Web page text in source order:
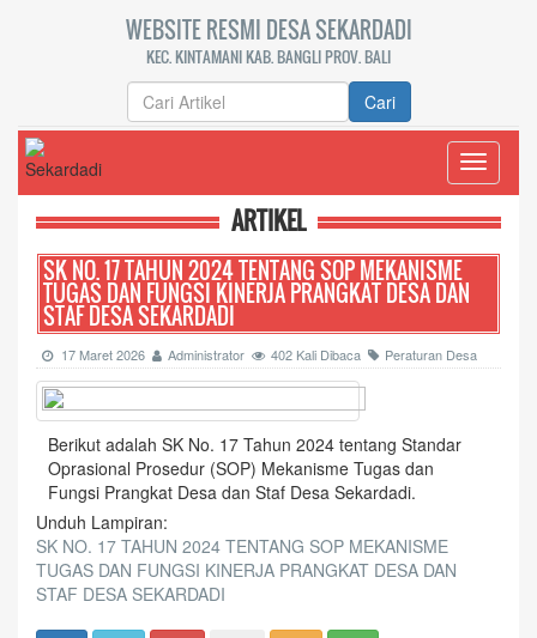
WEBSITE RESMI DESA SEKARDADI
KEC. KINTAMANI KAB. BANGLI PROV. BALI
Cari
Toggle
ARTIKEL
SK NO. 17 TAHUN 2024 TENTANG SOP MEKANISME
TUGAS DAN FUNGSI KINERJA PRANGKAT DESA DAN
STAF DESA SEKARDADI
17 Maret 2026 Administrator 402 Kali Dibaca Peraturan Desa
Berikut adalah SK No. 17 Tahun 2024 tentang Standar
Oprasional Prosedur (SOP) Mekanisme Tugas dan
Fungsi Prangkat Desa dan Staf Desa Sekardadi.
Unduh Lampiran:
SK NO. 17 TAHUN 2024 TENTANG SOP MEKANISME
TUGAS DAN FUNGSI KINERJA PRANGKAT DESA DAN
STAF DESA SEKARDADI